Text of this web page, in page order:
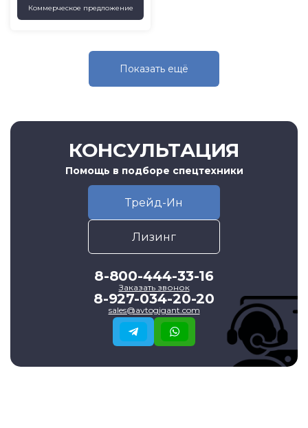
Коммерческое предложение
Показать eщё
КОНСУЛЬТАЦИЯ
Помощь в подборе спецтехники
Трейд-Ин
Лизинг
8-800-444-33-16
Заказать звонок
8-927-034-20-20
sales@avtogigant.com